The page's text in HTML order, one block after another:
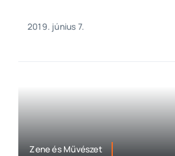
2019. június 7.
Zene és Művészet